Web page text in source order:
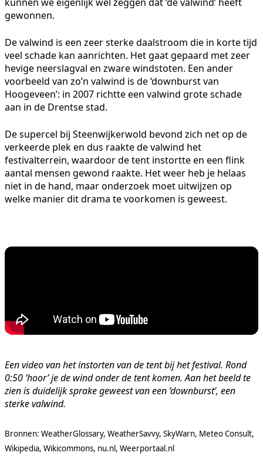
gewonnen.
De valwind is een zeer sterke daalstroom die in korte tijd
veel schade kan aanrichten. Het gaat gepaard met zeer
hevige neerslagval en zware windstoten. Een ander
voorbeeld van zo’n valwind is de ‘downburst van
Hoogeveen’: in 2007 richtte een valwind grote schade
aan in de Drentse stad.
De supercel bij Steenwijkerwold bevond zich net op de
verkeerde plek en dus raakte de valwind het
festivalterrein, waardoor de tent instortte en een flink
aantal mensen gewond raakte. Het weer heb je helaas
niet in de hand, maar onderzoek moet uitwijzen op
welke manier dit drama te voorkomen is geweest.
Een video van het instorten van de tent bij het festival. Rond
0:50 ‘hoor’ je de wind onder de tent komen. Aan het beeld te
zien is duidelijk sprake geweest van een ‘downburst’, een
sterke valwind.
Bronnen: WeatherGlossary, WeatherSavvy, SkyWarn, Meteo Consult,
Wikipedia, Wikicommons, nu.nl, Weerportaal.nl